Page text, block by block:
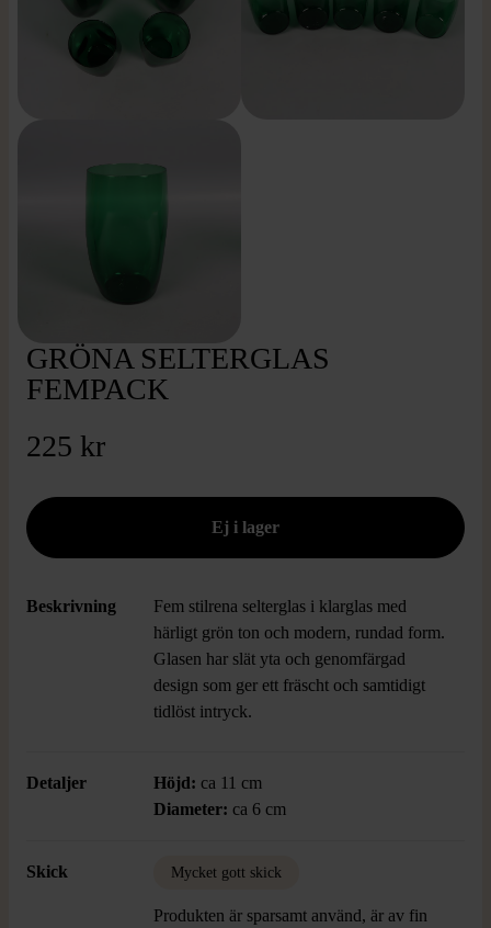
GRÖNA SELTERGLAS
FEMPACK
225 kr
Beskrivning
Fem stilrena selterglas i klarglas med
härligt grön ton och modern, rundad form.
Glasen har slät yta och genomfärgad
design som ger ett fräscht och samtidigt
tidlöst intryck.
Detaljer Höjd: ca 11 cm
Diameter: ca 6 cm
Skick Mycket gott skick
Produkten är sparsamt använd, är av fin